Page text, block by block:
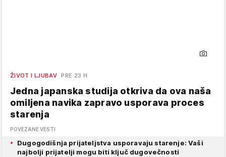
ŽIVOT I LJUBAV PRE 23 H
Jedna japanska studija otkriva da ova naša
omiljena navika zapravo usporava proces
starenja
POVEZANE VESTI
Dugogodišnja prijateljstva usporavaju starenje: Vaši
najbolji prijatelji mogu biti ključ dugovečnosti